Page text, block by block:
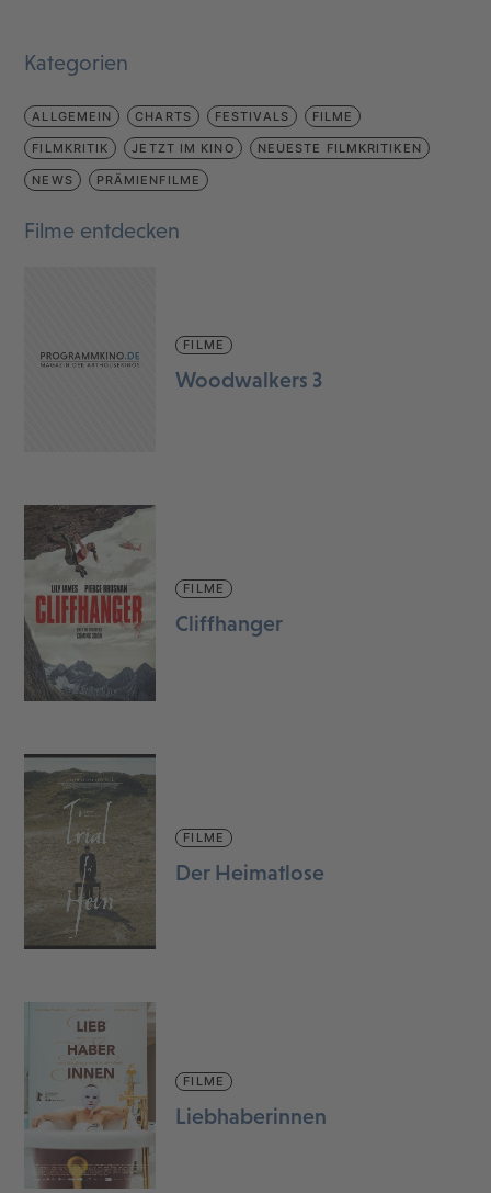
Kategorien
ALLGEMEIN CHARTS FESTIVALS FILME
FILMKRITIK JETZT IM KINO NEUESTE FILMKRITIKEN
NEWS PRÄMIENFILME
Filme entdecken
FILME
Woodwalkers 3
FILME
Cliffhanger
FILME
Der Heimatlose
FILME
Liebhaberinnen